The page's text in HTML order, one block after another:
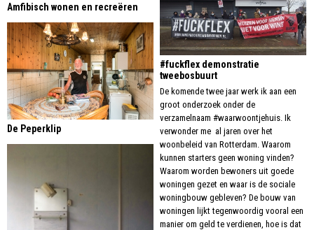
Amfibisch wonen en recreëren
De Peperklip
#fuckflex demonstratie
tweebosbuurt
De komende twee jaar werk ik aan een
groot onderzoek onder de
verzamelnaam #waarwoontjehuis. Ik
verwonder me al jaren over het
woonbeleid van Rotterdam. Waarom
kunnen starters geen woning vinden?
Waarom worden bewoners uit goede
woningen gezet en waar is de sociale
woningbouw gebleven? De bouw van
woningen lijkt tegenwoordig vooral een
manier om geld te verdienen, hoe is dat